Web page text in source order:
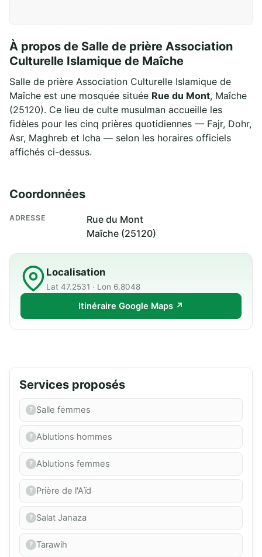
À propos de Salle de prière Association
Culturelle Islamique de Maîche
Salle de prière Association Culturelle Islamique de
Maîche est une mosquée située Rue du Mont, Maîche
(25120). Ce lieu de culte musulman accueille les
fidèles pour les cinq prières quotidiennes — Fajr, Dohr,
Asr, Maghreb et Icha — selon les horaires officiels
affichés ci-dessus.
Coordonnées
ADRESSE
Rue du Mont
Maîche (25120)
Localisation
Lat 47.2531 · Lon 6.8048
Itinéraire Google Maps ↗
Services proposés
Salle femmes
Ablutions hommes
Ablutions femmes
Prière de l'Aïd
Salat Janaza
Tarawih